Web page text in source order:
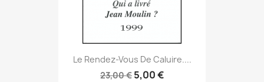
Le Rendez-Vous De Caluire....
23,00 € 5,00 €